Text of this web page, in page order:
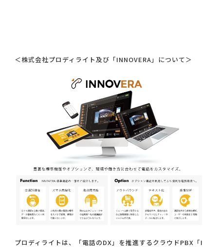
＜株式会社プロディライト及び「INNOVERA」について＞
プロディライトは、「電話のDX」を推進するクラウドPBX「I